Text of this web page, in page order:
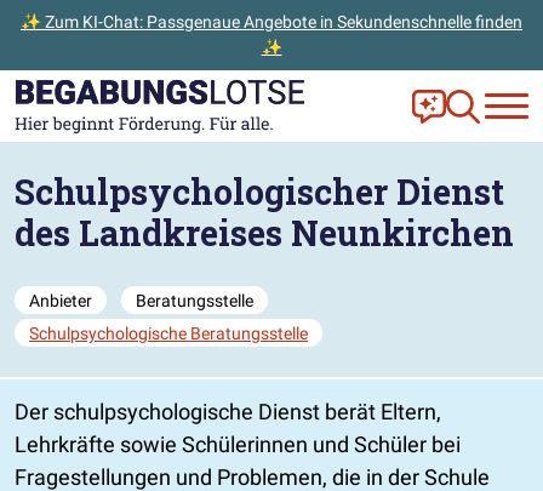
✨ Zum KI-Chat: Passgenaue Angebote in Sekundenschnelle finden
✨
Zum Hauptinhalt der Seite springen
Zur Startseite gehen Frag Ella!
Zur
Schulpsychologischer Dienst
des Landkreises Neunkirchen
Anbieter
Beratungsstelle
Schulpsychologische Beratungsstelle
Der schulpsychologische Dienst berät Eltern,
Lehrkräfte sowie Schülerinnen und Schüler bei
Fragestellungen und Problemen, die in der Schule